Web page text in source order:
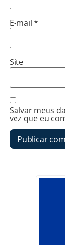
E-mail *
Site
Salvar meus
vez que eu